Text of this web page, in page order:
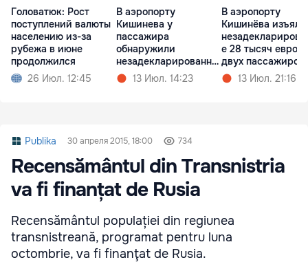
Головатюк: Рост
поступлений валюты
населению из-за
рубежа в июне
продолжился
26 Июл. 12:45
В аэропорту
Кишинева у
пассажира
обнаружили
незадекларированну
ю валюту
13 Июл. 14:23
В аэропорту
Кишинёва изъяли
е 28 тысяч евро у
двух пассажиров
13 Июл. 21:16
Publika 30 апреля 2015, 18:00 734
Recensământul din Transnistria
va fi finanțat de Rusia
Recensământul populației din regiunea
transnistreană, programat pentru luna
octombrie, va fi finanţat de Rusia.